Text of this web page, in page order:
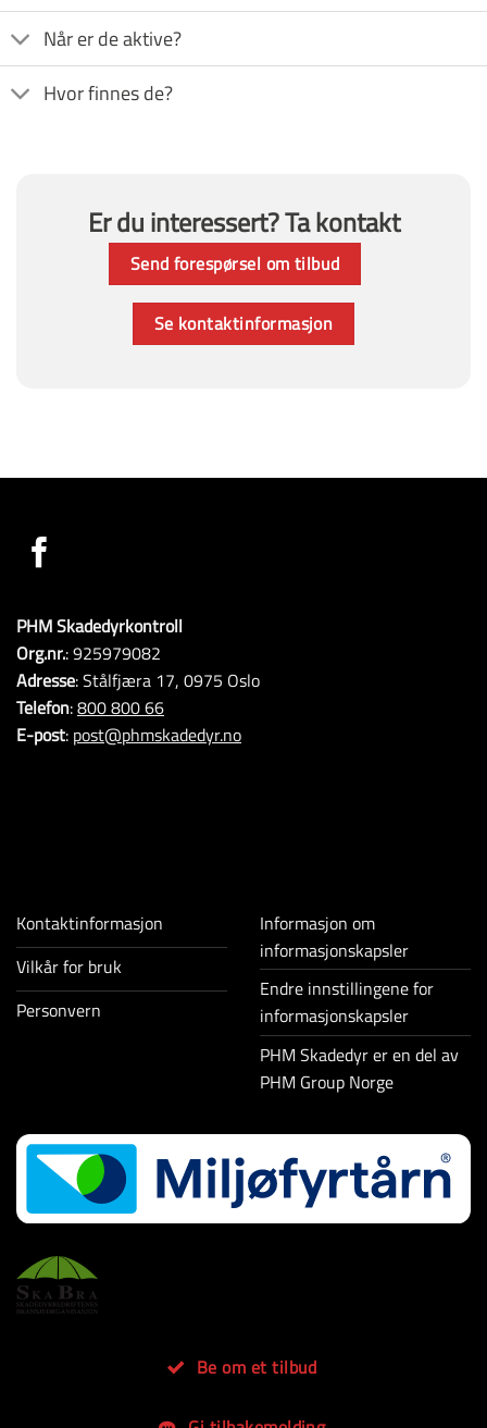
Når er de aktive?
Hvor finnes de?
Er du interessert? Ta kontakt
Send forespørsel om tilbud
Se kontaktinformasjon
PHM Skadedyrkontroll
Org.nr.: 925979082
Adresse: Stålfjæra 17, 0975 Oslo
Telefon:800 800 66
E-post: post@phmskadedyr.no
Kontaktinformasjon
Vilkår for bruk
Personvern
Informasjon om
informasjonskapsler
Endre innstillingene for
informasjonskapsler
PHM Skadedyr er en del av
PHM Group Norge
Be om et tilbud